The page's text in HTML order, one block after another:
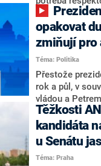
ministryně
rozhovoru pro
ohledně
Tejce (za ANO)
práva Taťány
adresu vlády
vrátila k
hnutí Naše
opakovat
zmiňují pro
Téma: Politika
Přestože
rok a půl, v
vládou a
tom, koho by
koalice.
jméno
bude znovu
Těžkosti
kandidáta
u Senátu
Téma: Praha